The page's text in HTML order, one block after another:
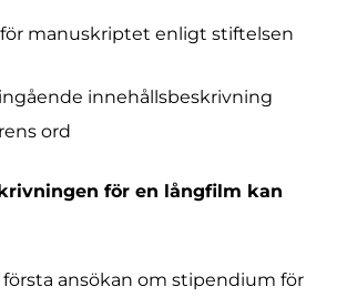
manuskriptet enligt stiftelsen
innehållsbeskrivning
ord
för en långfilm kan
första ansökan om stipendium för